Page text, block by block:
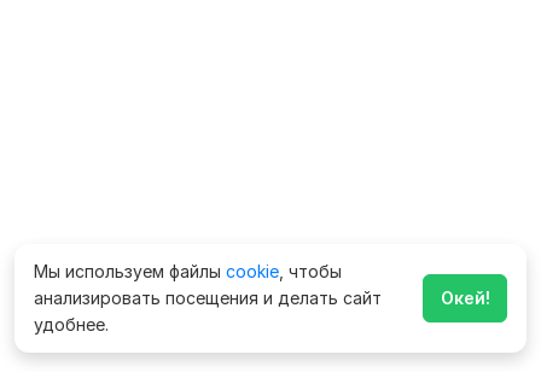
Мы используем файлы cookie , чтобы
анализировать посещения и делать сайт
удобнее.
Окей!